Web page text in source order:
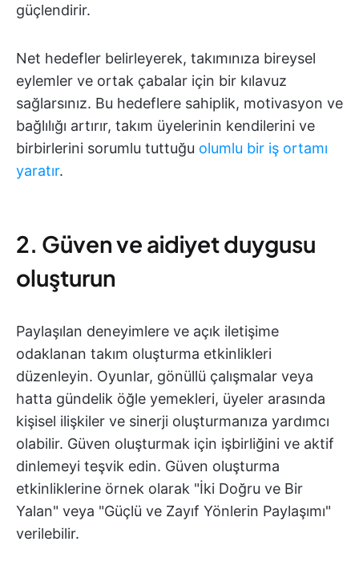
güçlendirir.
Net hedefler belirleyerek, takımınıza bireysel
eylemler ve ortak çabalar için bir kılavuz
sağlarsınız. Bu hedeflere sahiplik, motivasyon ve
bağlılığı artırır, takım üyelerinin kendilerini ve
birbirlerini sorumlu tuttuğu olumlu bir iş ortamı
yaratır.
2. Güven ve aidiyet duygusu
oluşturun
Paylaşılan deneyimlere ve açık iletişime
odaklanan takım oluşturma etkinlikleri
düzenleyin. Oyunlar, gönüllü çalışmalar veya
hatta gündelik öğle yemekleri, üyeler arasında
kişisel ilişkiler ve sinerji oluşturmanıza yardımcı
olabilir. Güven oluşturmak için işbirliğini ve aktif
dinlemeyi teşvik edin. Güven oluşturma
etkinliklerine örnek olarak "İki Doğru ve Bir
Yalan" veya "Güçlü ve Zayıf Yönlerin Paylaşımı"
verilebilir.